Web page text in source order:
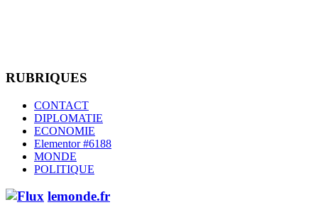
RUBRIQUES
CONTACT
DIPLOMATIE
ECONOMIE
Elementor #6188
MONDE
POLITIQUE
lemonde.fr